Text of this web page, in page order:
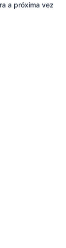
a próxima vez